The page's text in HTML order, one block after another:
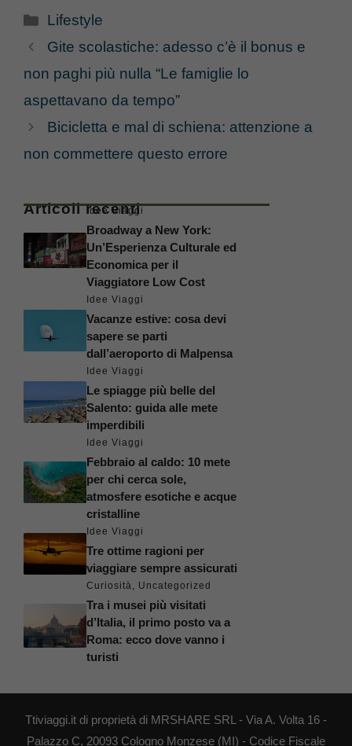
Categorie
Lifestyle
Gite scolastiche: adesso c’è il bonus e
non paghi più nulla “Le famiglie lo
aspettavano da tempo”
Bicicletta e mal di schiena: attenzione a
non commettere questo errore
Articoli recenti
Idee Viaggi
Broadway a New York:
Un’Esperienza Culturale ed
Economica per il
Viaggiatore Low Cost
Idee Viaggi
Vacanze estive: cosa devi
sapere se parti
dall’aeroporto di Malpensa
Idee Viaggi
Le spiagge più belle del
Salento: guida alle mete
imperdibili
Idee Viaggi
Febbraio al caldo: 10 mete
per chi cerca sole,
atmosfere esotiche e acque
cristalline
Idee Viaggi
Tre ottime ragioni per
viaggiare sempre assicurati
Curiosità, Uncategorized
Tra i musei più visitati
d’Italia, il primo posto va a
Roma: ecco dove vanno i
turisti
Ttiviaggi.it di proprietà di MRSHARE SRL - Via A. Volta 16 -
Palazzo C, 20093 Cologno Monzese (MI) - Codice Fiscale